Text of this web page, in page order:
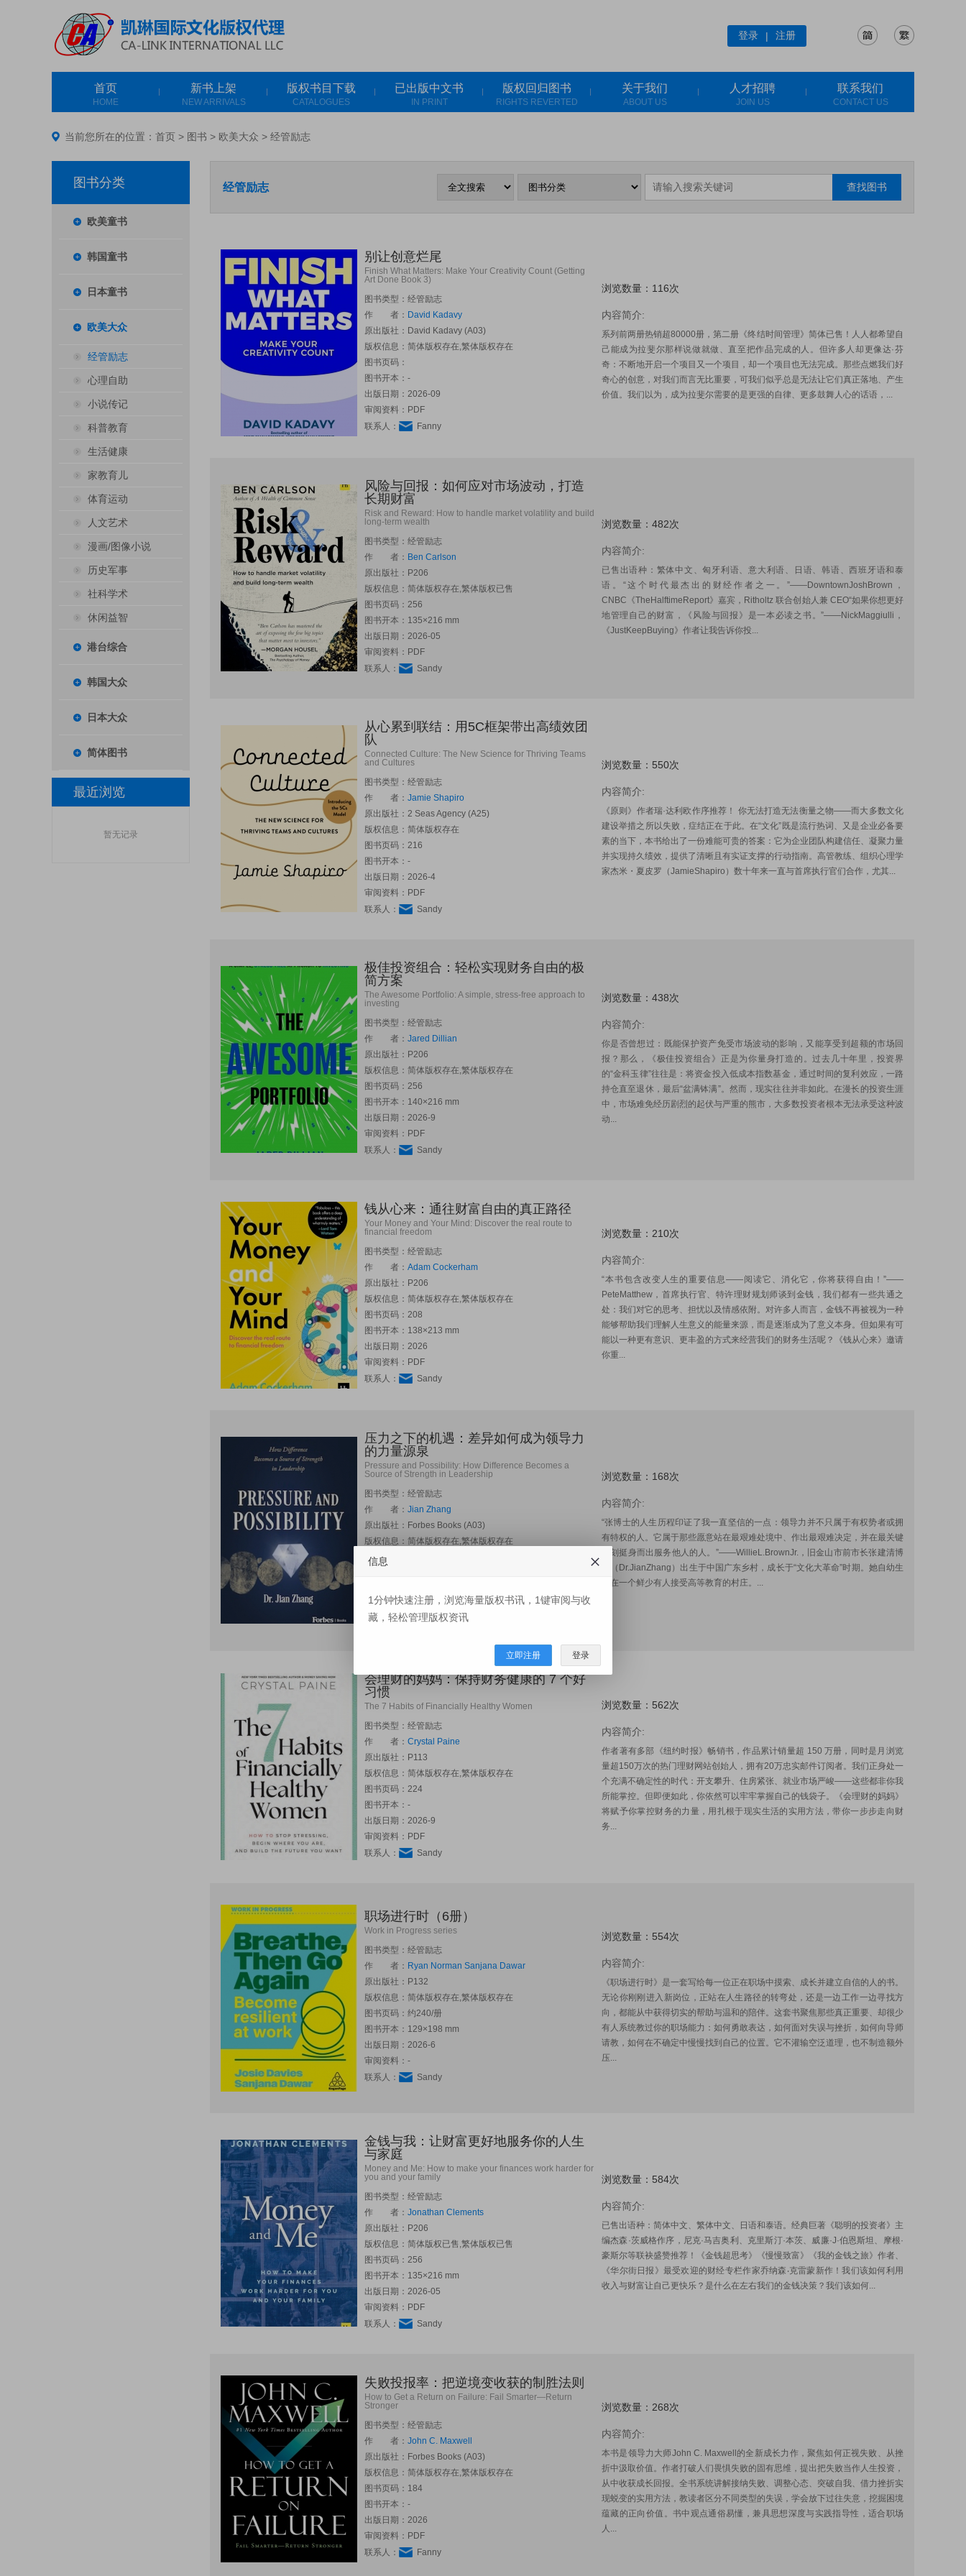
登录 | 注册
首页
HOME
新书上架
NEW ARRIVALS
版权书目下载
CATALOGUES
已出版中文书
IN PRINT
版权回归图书
RIGHTS REVERTED
关于我们
ABOUT US
人才招聘
JOIN US
联系我们
CONTACT US
当前您所在的位置： 首页 > 图书 > 欧美大众 > 经管励志
图书分类
欧美童书
韩国童书
日本童书
欧美大众
经管励志
心理自助
小说传记
科普教育
生活健康
家教育儿
体育运动
人文艺术
漫画/图像小说
历史军事
社科学术
休闲益智
港台综合
韩国大众
日本大众
简体图书
最近浏览
暂无记录
经管励志 查找图书
别让创意烂尾
Finish What Matters: Make Your Creativity Count (Getting
Art Done Book 3)
图书类型：经管励志
作 者： David Kadavy
原出版社： David Kadavy (A03)
版权信息：简体版权存在,繁体版权存在
图书页码：
图书开本：-
出版日期：2026-09
审阅资料：PDF
联系人：
Fanny
浏览数量：116次
内容简介:
系列前两册热销超80000册，第二册《终结时间管理》简体已售！人人都希望自
己能成为拉斐尔那样说做就做、直至把作品完成的人。但许多人却更像达·芬
奇：不断地开启一个项目又一个项目，却一个项目也无法完成。那些点燃我们好
奇心的创意，对我们而言无比重要，可我们似乎总是无法让它们真正落地、产生
价值。我们以为，成为拉斐尔需要的是更强的自律、更多鼓舞人心的话语，...
风险与回报：如何应对市场波动，打造
长期财富
Risk and Reward: How to handle market volatility and build
long-term wealth
图书类型：经管励志
作 者： Ben Carlson
原出版社： P206
版权信息：简体版权存在,繁体版权已售
图书页码：256
图书开本：135×216 mm
出版日期：2026-05
审阅资料：PDF
联系人：
Sandy
浏览数量：482次
内容简介:
已售出语种：繁体中文、匈牙利语、意大利语、日语、韩语、西班牙语和泰
语。“这个时代最杰出的财经作者之一。”——DowntownJoshBrown，
CNBC《TheHalftimeReport》嘉宾，Ritholtz 联合创始人兼 CEO“如果你想更好
地管理自己的财富，《风险与回报》是一本必读之书。”——NickMaggiulli，
《JustKeepBuying》作者让我告诉你投...
从心累到联结：用5C框架带出高绩效团
队
Connected Culture: The New Science for Thriving Teams
and Cultures
图书类型：经管励志
作 者： Jamie Shapiro
原出版社： 2 Seas Agency (A25)
版权信息：简体版权存在
图书页码：216
图书开本：-
出版日期：2026-4
审阅资料：PDF
联系人：
Sandy
浏览数量：550次
内容简介:
《原则》作者瑞·达利欧作序推荐！ 你无法打造无法衡量之物——而大多数文化
建设举措之所以失败，症结正在于此。在“文化”既是流行热词、又是企业必备要
素的当下，本书给出了一份难能可贵的答案：它为企业团队构建信任、凝聚力量
并实现持久绩效，提供了清晰且有实证支撑的行动指南。高管教练、组织心理学
家杰米・夏皮罗（JamieShapiro）数十年来一直与首席执行官们合作，尤其...
极佳投资组合：轻松实现财务自由的极
简方案
The Awesome Portfolio: A simple, stress-free approach to
investing
图书类型：经管励志
作 者： Jared Dillian
原出版社： P206
版权信息：简体版权存在,繁体版权存在
图书页码：256
图书开本：140×216 mm
出版日期：2026-9
审阅资料：PDF
联系人：
Sandy
浏览数量：438次
内容简介:
你是否曾想过：既能保护资产免受市场波动的影响，又能享受到超额的市场回
报？那么，《极佳投资组合》正是为你量身打造的。过去几十年里，投资界
的“金科玉律”往往是：将资金投入低成本指数基金，通过时间的复利效应，一路
持仓直至退休，最后“盆满钵满”。然而，现实往往并非如此。在漫长的投资生涯
中，市场难免经历剧烈的起伏与严重的熊市，大多数投资者根本无法承受这种波
动...
钱从心来：通往财富自由的真正路径
Your Money and Your Mind: Discover the real route to
financial freedom
图书类型：经管励志
作 者： Adam Cockerham
原出版社： P206
版权信息：简体版权存在,繁体版权存在
图书页码：208
图书开本：138×213 mm
出版日期：2026
审阅资料：PDF
联系人：
Sandy
浏览数量：210次
内容简介:
“本书包含改变人生的重要信息——阅读它、消化它，你将获得自由！”——
PeteMatthew，首席执行官、特许理财规划师谈到金钱，我们都有一些共通之
处：我们对它的思考、担忧以及情感依附。对许多人而言，金钱不再被视为一种
能够帮助我们理解人生意义的能量来源，而是逐渐成为了意义本身。但如果有可
能以一种更有意识、更丰盈的方式来经营我们的财务生活呢？《钱从心来》邀请
你重...
压力之下的机遇：差异如何成为领导力
的力量源泉
Pressure and Possibility: How Difference Becomes a
Source of Strength in Leadership
图书类型：经管励志
作 者： Jian Zhang
原出版社： Forbes Books (A03)
版权信息：简体版权存在,繁体版权存在
图书页码：
审阅资料：PDF
联系人：
Fanny
浏览数量：168次
内容简介:
“张博士的人生历程印证了我一直坚信的一点：领导力并不只属于有权势者或拥
有特权的人。它属于那些愿意站在最艰难处境中、作出最艰难决定，并在最关键
时刻挺身而出服务他人的人。”——WillieL.BrownJr.，旧金山市前市长张建清博
士（Dr.JianZhang）出生于中国广东乡村，成长于“文化大革命”时期。她自幼生
活在一个鲜少有人接受高等教育的村庄。...
会理财的妈妈：保持财务健康的 7 个好
习惯
The 7 Habits of Financially Healthy Women
图书类型：经管励志
作 者： Crystal Paine
原出版社： P113
版权信息：简体版权存在,繁体版权存在
图书页码：224
图书开本：-
出版日期：2026-9
审阅资料：PDF
联系人：
Sandy
浏览数量：562次
内容简介:
作者著有多部《纽约时报》畅销书，作品累计销量超 150 万册，同时是月浏览
量超150万次的热门理财网站创始人，拥有20万忠实邮件订阅者。我们正身处一
个充满不确定性的时代：开支攀升、住房紧张、就业市场严峻——这些都非你我
所能掌控。但即便如此，你依然可以牢牢掌握自己的钱袋子。《会理财的妈妈》
将赋予你掌控财务的力量，用扎根于现实生活的实用方法，带你一步步走向财
务...
职场进行时（6册）
Work in Progress series
图书类型：经管励志
作 者： Ryan Norman Sanjana Dawar
原出版社： P132
版权信息：简体版权存在,繁体版权存在
图书页码：约240/册
图书开本：129×198 mm
出版日期：2026-6
审阅资料：-
联系人：
Sandy
浏览数量：554次
内容简介:
《职场进行时》是一套写给每一位正在职场中摸索、成长并建立自信的人的书。
无论你刚刚进入新岗位，正站在人生路径的转弯处，还是一边工作一边寻找方
向，都能从中获得切实的帮助与温和的陪伴。这套书聚焦那些真正重要、却很少
有人系统教过你的职场能力：如何勇敢表达，如何面对失误与挫折，如何向导师
请教，如何在不确定中慢慢找到自己的位置。它不灌输空泛道理，也不制造额外
压...
金钱与我：让财富更好地服务你的人生
与家庭
Money and Me: How to make your finances work harder for
you and your family
图书类型：经管励志
作 者： Jonathan Clements
原出版社： P206
版权信息：简体版权已售,繁体版权已售
图书页码：256
图书开本：135×216 mm
出版日期：2026-05
审阅资料：PDF
联系人：
Sandy
浏览数量：584次
内容简介:
已售出语种：简体中文、繁体中文、日语和泰语。经典巨著《聪明的投资者》主
编杰森·茨威格作序，尼克·马吉奥利、克里斯汀·本茨、威廉·J·伯恩斯坦、摩根·
豪斯尔等联袂盛赞推荐！《金钱超思考》《慢慢致富》《我的金钱之旅》作者、
《华尔街日报》最受欢迎的财经专栏作家乔纳森‧克雷蒙新作！我们该如何利用
收入与财富让自己更快乐？是什么在左右我们的金钱决策？我们该如何...
失败投报率：把逆境变收获的制胜法则
How to Get a Return on Failure: Fail Smarter―Return
Stronger
图书类型：经管励志
作 者： John C. Maxwell
原出版社： Forbes Books (A03)
版权信息：简体版权存在,繁体版权存在
图书页码：184
图书开本：-
出版日期：2026
审阅资料：PDF
联系人：
Fanny
浏览数量：268次
内容简介:
本书是领导力大师John C. Maxwell的全新成长力作，聚焦如何正视失败、从挫
折中汲取价值。作者打破人们畏惧失败的固有思维，提出把失败当作人生投资，
从中收获成长回报。全书系统讲解接纳失败、调整心态、突破自我、借力挫折实
现蜕变的实用方法，教读者区分不同类型的失误，学会放下过往失意，挖掘困境
蕴藏的正向价值。书中观点通俗易懂，兼具思想深度与实践指导性，适合职场
人...
信息
1分钟快速注册，浏览海量版权书讯，1键审阅与收
藏，轻松管理版权资讯
立即注册 登录